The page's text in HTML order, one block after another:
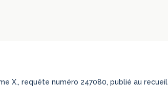
X., requête numéro 247080, publié au recueil